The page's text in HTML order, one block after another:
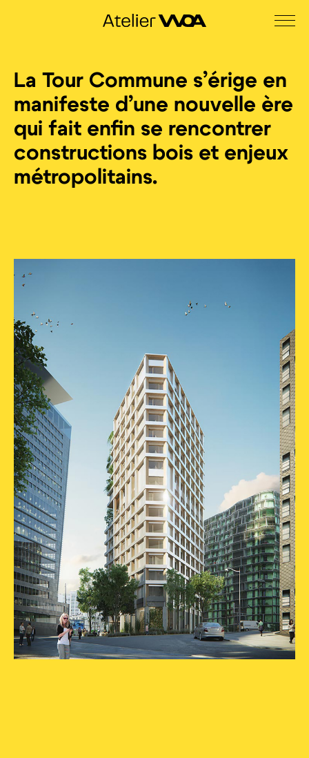
La Tour Commune s’érige en
manifeste d’une nouvelle ère
qui fait enfin se rencontrer
constructions bois et enjeux
métropolitains.